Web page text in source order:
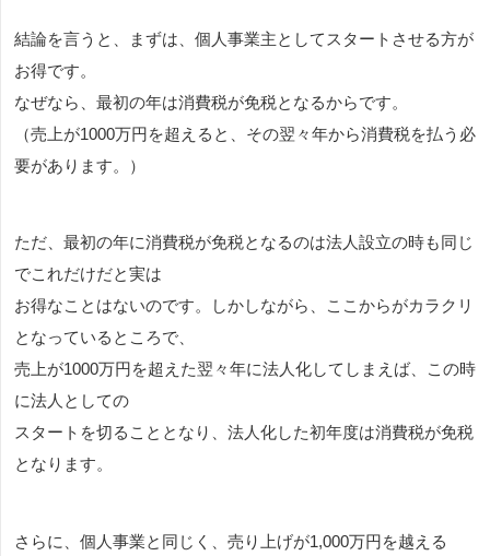
結論を言うと、まずは、個人事業主としてスタートさせる方が
お得です。
なぜなら、最初の年は消費税が免税となるからです。
（売上が1000万円を超えると、その翌々年から消費税を払う必
要があります。）
ただ、最初の年に消費税が免税となるのは法人設立の時も同じ
でこれだけだと実は
お得なことはないのです。しかしながら、ここからがカラクリ
となっているところで、
売上が1000万円を超えた翌々年に法人化してしまえば、この時
に法人としての
スタートを切ることとなり、法人化した初年度は消費税が免税
となります。
さらに、個人事業と同じく、売り上げが1,000万円を越える